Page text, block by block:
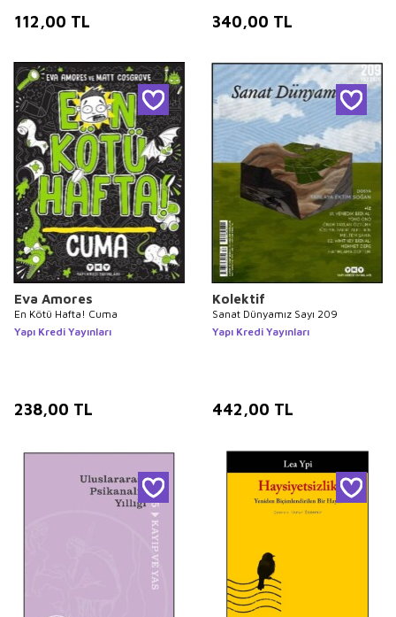
112,00 TL 340,00 TL
Eva Amores
En Kötü Hafta! Cuma
Yapı Kredi Yayınları
238,00 TL
Kolektif
Sanat Dünyamız Sayı 209
Yapı Kredi Yayınları
442,00 TL